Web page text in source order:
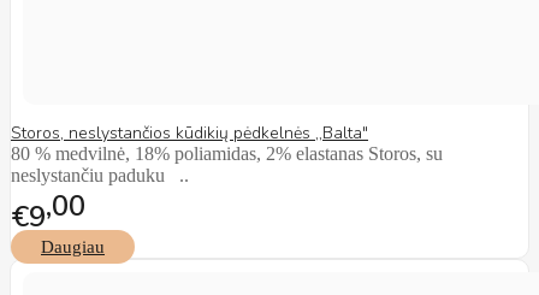
Storos, neslystančios kūdikių pėdkelnės ,,Balta"
80 % medvilnė, 18% poliamidas, 2% elastanas Storos, su
neslystančiu paduku ..
€9 00
Daugiau